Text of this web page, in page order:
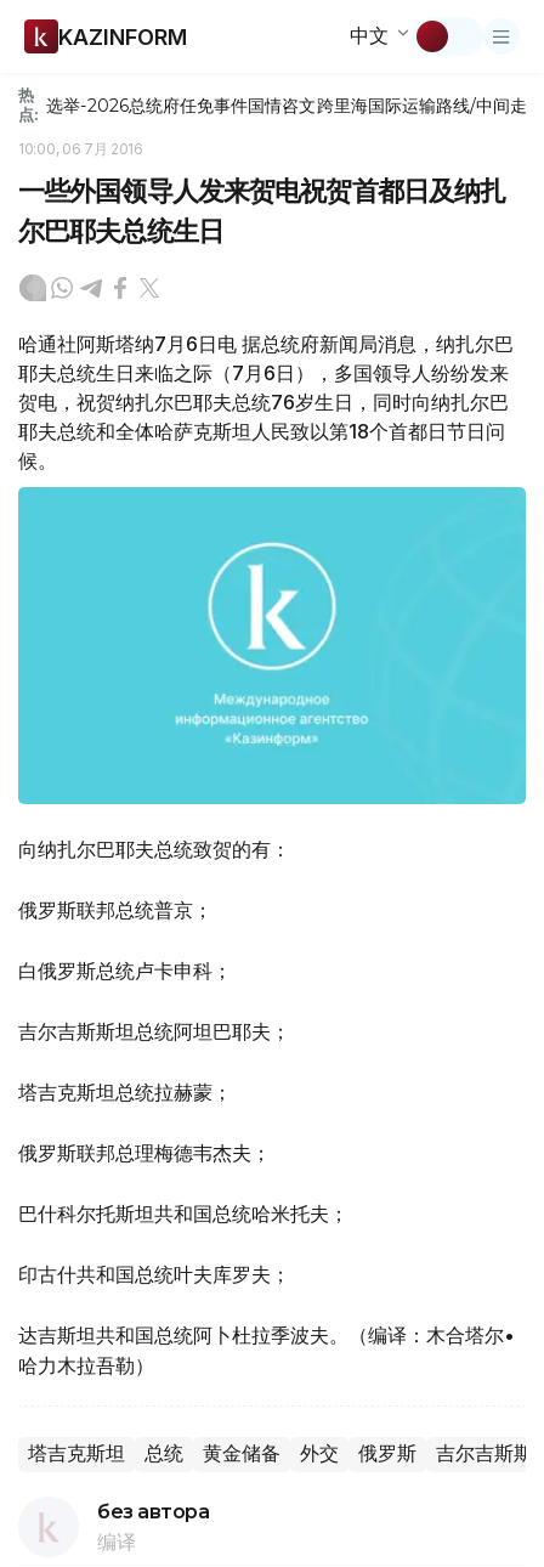
KAZINFORM 中文
热
点: 选举-2026总统府任免事件国情咨文跨里海国际运输路线/中间走廊
10:00, 06 7月 2016
一些外国领导人发来贺电祝贺首都日及纳扎
尔巴耶夫总统生日
哈通社阿斯塔纳7月6日电 据总统府新闻局消息，纳扎尔巴
耶夫总统生日来临之际（7月6日），多国领导人纷纷发来
贺电，祝贺纳扎尔巴耶夫总统76岁生日，同时向纳扎尔巴
耶夫总统和全体哈萨克斯坦人民致以第18个首都日节日问
候。
向纳扎尔巴耶夫总统致贺的有：
俄罗斯联邦总统普京；
白俄罗斯总统卢卡申科；
吉尔吉斯斯坦总统阿坦巴耶夫；
塔吉克斯坦总统拉赫蒙；
俄罗斯联邦总理梅德韦杰夫；
巴什科尔托斯坦共和国总统哈米托夫；
印古什共和国总统叶夫库罗夫；
达吉斯坦共和国总统阿卜杜拉季波夫。（编译：木合塔尔•
哈力木拉吾勒）
塔吉克斯坦 总统 黄金储备 外交 俄罗斯 吉尔吉斯斯
без автора
编译